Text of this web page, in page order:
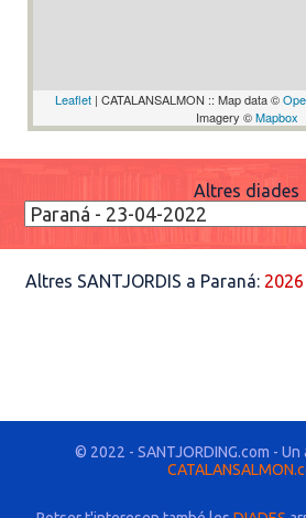
Leaflet | CATALANSALMON :: Map data ©
Imagery ©Mapbox
Altres diades
Altres SANTJORDIS a Paraná: 2026
© 2022 - SANTJORDING.com -